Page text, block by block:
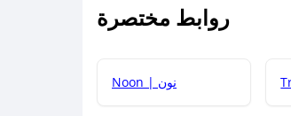
روابط مختصرة
Noon | نون